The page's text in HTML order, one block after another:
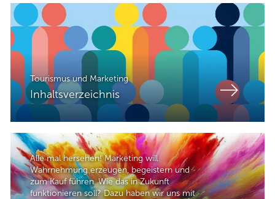
Tourismus und Marketing
Inhaltsverzeichnis
Alle mal hersehen! Marketing will
Wahrnehmung erzeugen, begeistern und
zum Kauf führen. Wie das in Zukunft
funktionieren soll? Dazu haben wir uns mit